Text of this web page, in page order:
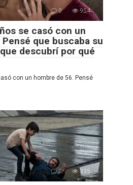
0 954
se casó con un
que buscaba su
descubrí por qué
con un hombre de 56. Pensé
0 335